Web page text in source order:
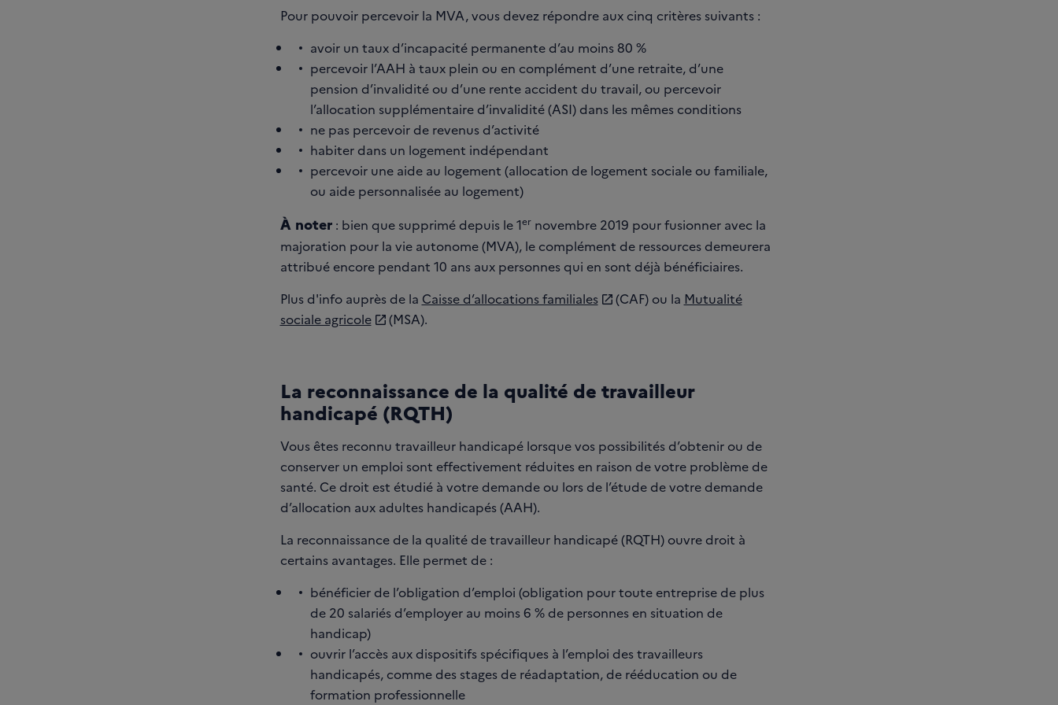
Pour pouvoir percevoir la MVA, vous devez répondre aux cinq critères suivants :
avoir un taux d’incapacité permanente d’au moins 80 %
percevoir l’AAH à taux plein ou en complément d’une retraite, d’une
pension d’invalidité ou d’une rente accident du travail, ou percevoir
l’allocation supplémentaire d’invalidité (ASI) dans les mêmes conditions
ne pas percevoir de revenus d’activité
habiter dans un logement indépendant
percevoir une aide au logement (allocation de logement sociale ou familiale,
ou aide personnalisée au logement)
À noter: bien que supprimé depuis le 1ernovembre 2019 pour fusionner avec la
majoration pour la vie autonome (MVA), le complément de ressources demeurera
attribué encore pendant 10 ans aux personnes qui en sont déjà bénéficiaires.
Plus d'info auprès de la Caisse d’allocations familiales (CAF) ou la Mutualité
sociale agricole
(MSA).
La reconnaissance de la qualité de travailleur
handicapé (RQTH)
Vous êtes reconnu travailleur handicapé lorsque vos possibilités d’obtenir ou de
conserver un emploi sont effectivement réduites en raison de votre problème de
santé. Ce droit est étudié à votre demande ou lors de l’étude de votre demande
d’allocation aux adultes handicapés (AAH).
La reconnaissance de la qualité de travailleur handicapé (RQTH) ouvre droit à
certains avantages. Elle permet de :
bénéficier de l’obligation d’emploi (obligation pour toute entreprise de plus
de 20 salariés d’employer au moins 6 % de personnes en situation de
handicap)
ouvrir l’accès aux dispositifs spécifiques à l’emploi des travailleurs
handicapés, comme des stages de réadaptation, de rééducation ou de
formation professionnelle